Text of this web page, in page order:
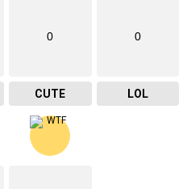
0
CUTE
0
LOL